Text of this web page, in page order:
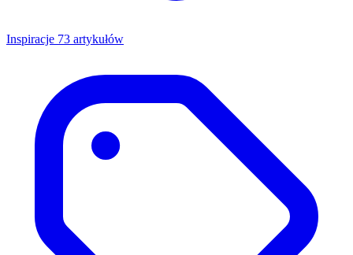
Inspiracje 73 artykułów